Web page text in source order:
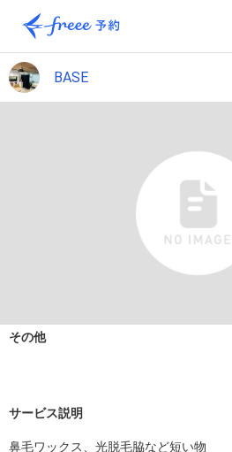
BASE
その他
サービス説明
鼻毛ワックス、光脱毛脇など短い物